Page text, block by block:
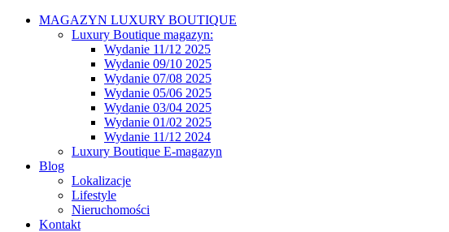
MAGAZYN LUXURY BOUTIQUE
Luxury Boutique magazyn:
Wydanie 11/12 2025
Wydanie 09/10 2025
Wydanie 07/08 2025
Wydanie 05/06 2025
Wydanie 03/04 2025
Wydanie 01/02 2025
Wydanie 11/12 2024
Luxury Boutique E-magazyn
Blog
Lokalizacje
Lifestyle
Nieruchomości
Kontakt